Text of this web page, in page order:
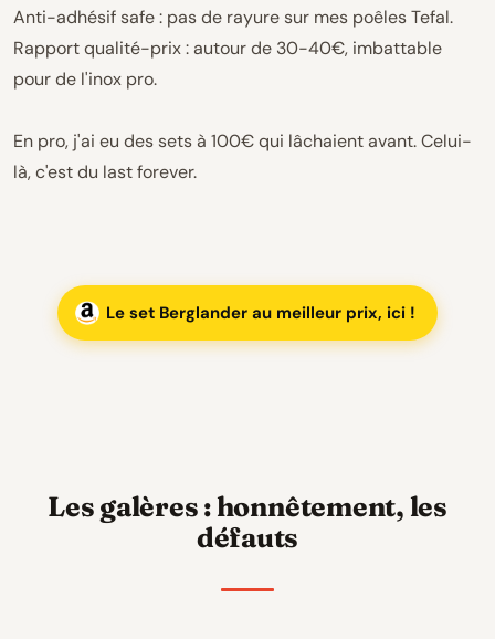
Anti-adhésif safe : pas de rayure sur mes poêles Tefal.
Rapport qualité-prix : autour de 30-40€, imbattable
pour de l'inox pro.
En pro, j'ai eu des sets à 100€ qui lâchaient avant. Celui-
là, c'est du last forever.
Le set Berglander au meilleur prix, ici !
Les galères : honnêtement, les
défauts